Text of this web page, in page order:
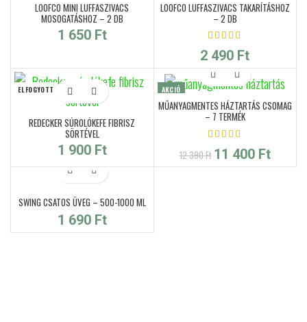
LOOFCO MINI LUFFASZIVACS
MOSOGATÁSHOZ – 2 DB
1 650 Ft
LOOFCO LUFFASZIVACS TAKARÍTÁSHOZ
– 2 DB
2 490 Ft
ELFOGYOTT
REDECKER SÚROLÓKEFE FIBRISZ
SÖRTÉVEL
1 900 Ft
AKCIÓ
ELFOGYOTT
MŰANYAGMENTES HÁZTARTÁS CSOMAG
– 7 TERMÉK
12 390Ft Original price was: 12
390 Ft.
11 400 FtCurrent
price
SWING CSATOS ÜVEG – 500-1000 ML
1 690 Ft